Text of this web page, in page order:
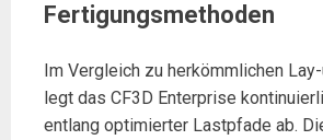
Fertigungsmethoden
Im Vergleich zu herkömmlichen
legt das CF3D Enterprise
entlang optimierter Lastpfade ab.